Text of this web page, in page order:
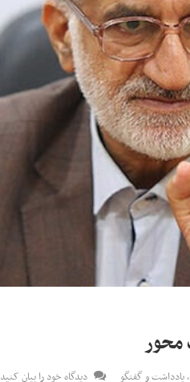
محور
,یادداشت و گفتگو دیدگاه خود را بیان کنید